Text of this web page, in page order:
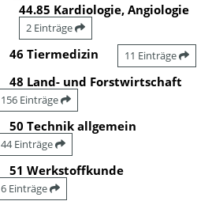
44.85 Kardiologie, Angiologie
2 Einträge
46 Tiermedizin 11 Einträge
48 Land- und Forstwirtschaft
156 Einträge
50 Technik allgemein
44 Einträge
51 Werkstoffkunde
6 Einträge